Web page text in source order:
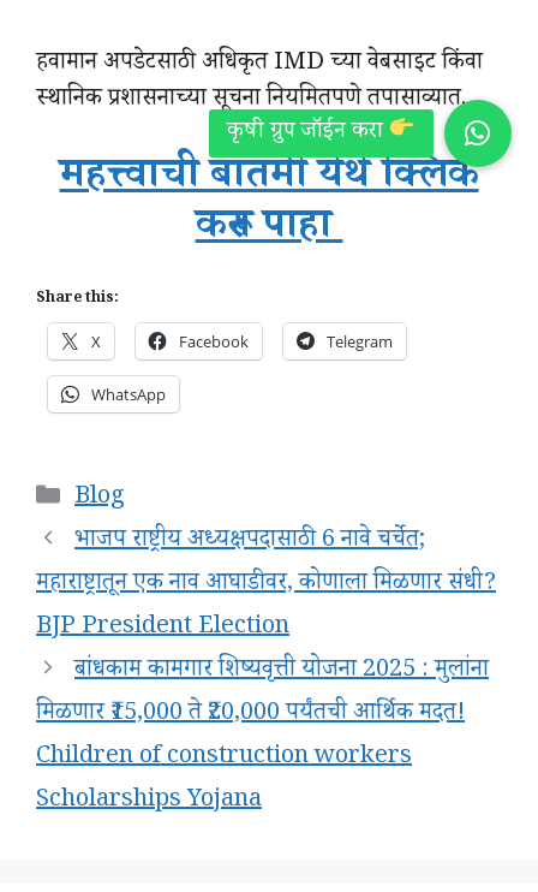
हवामान अपडेटसाठी अधिकृत IMD च्या वेबसाइट किंवा
स्थानिक प्रशासनाच्या सूचना नियमितपणे तपासाव्यात.
महत्त्वाची बातमी येथे क्लिक
करून पाहा
Share this:
X Facebook Telegram
WhatsApp
Categories
Blog
भाजप राष्ट्रीय अध्यक्षपदासाठी 6 नावे चर्चेत;
महाराष्ट्रातून एक नाव आघाडीवर, कोणाला मिळणार संधी?
BJP President Election
बांधकाम कामगार शिष्यवृत्ती योजना 2025 : मुलांना
मिळणार ₹15,000 ते ₹20,000 पर्यंतची आर्थिक मदत!
Children of construction workers
Scholarships Yojana